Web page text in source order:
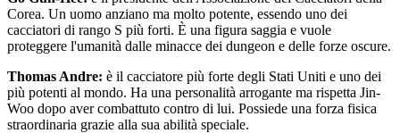
Corea. Un uomo anziano ma molto potente, essendo uno dei
cacciatori di rango S più forti. È una figura saggia e vuole
proteggere l'umanità dalle minacce dei dungeon e delle forze oscure.
Thomas Andre: è il cacciatore più forte degli Stati Uniti e uno dei
più potenti al mondo. Ha una personalità arrogante ma rispetta Jin-
Woo dopo aver combattuto contro di lui. Possiede una forza fisica
straordinaria grazie alla sua abilità speciale.